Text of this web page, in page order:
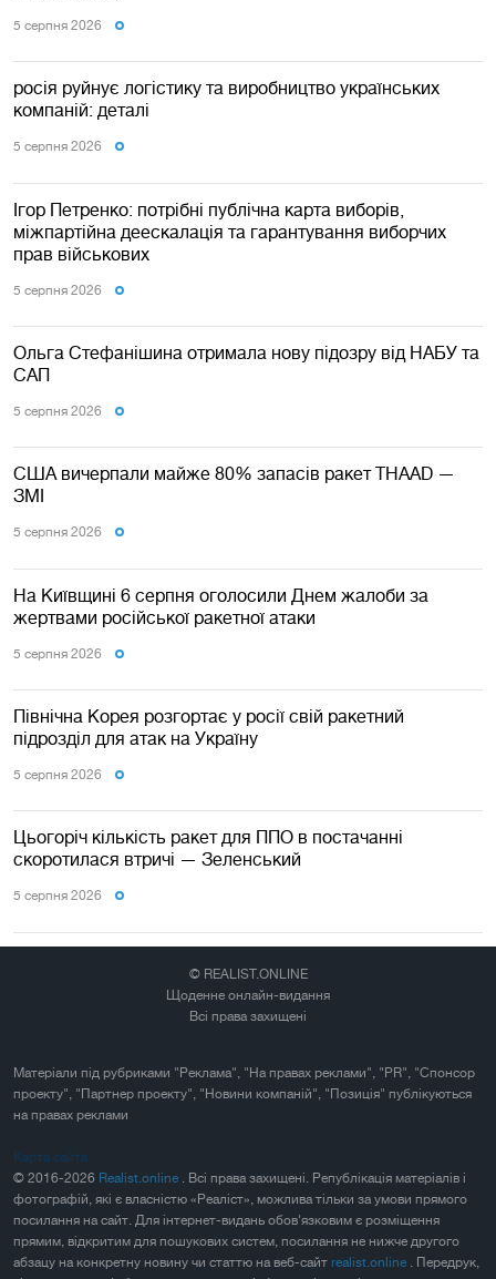
5 серпня 2026
росія руйнує логістику та виробництво українських
компаній: деталі
5 серпня 2026
Ігор Петренко: потрібні публічна карта виборів,
міжпартійна деескалація та гарантування виборчих
прав військових
5 серпня 2026
Ольга Стефанішина отримала нову підозру від НАБУ та
САП
5 серпня 2026
США вичерпали майже 80% запасів ракет THAAD —
ЗМІ
5 серпня 2026
На Київщині 6 серпня оголосили Днем жалоби за
жертвами російської ракетної атаки
5 серпня 2026
Північна Корея розгортає у росії свій ракетний
підрозділ для атак на Україну
5 серпня 2026
Цьогоріч кількість ракет для ППО в постачанні
скоротилася втричі — Зеленський
5 серпня 2026
© REALIST.ONLINE
Щоденне онлайн-видання
Всі права захищені
Матеріали під рубриками "Реклама", "На правах реклами", "PR", "Спонсор
проекту", "Партнер проекту", "Новини компаній", "Позиція" публікуються
на правах реклами
Карта сайта
© 2016-2026 Realist.online . Всі права захищені. Републікація матеріалів і
фотографій, які є власністю «Реаліст», можлива тільки за умови прямого
посилання на сайт. Для інтернет-видань обов'язковим є розміщення
прямим, відкритим для пошукових систем, посилання не нижче другого
абзацу на конкретну новину чи статтю на веб-сайт realist.online . Передрук,